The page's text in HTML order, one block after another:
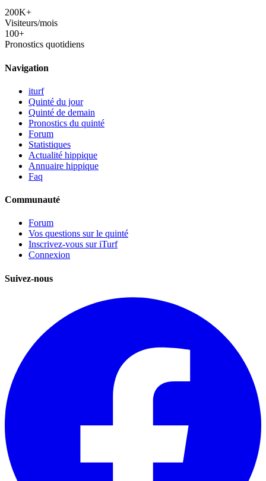
200K+
Visiteurs/mois
100+
Pronostics quotidiens
Navigation
iturf
Quinté du jour
Quinté de demain
Pronostics du quinté
Forum
Statistiques
Actualité hippique
Annuaire hippique
Faq
Communauté
Forum
Vos questions sur le quinté
Inscrivez-vous sur iTurf
Connexion
Suivez-nous